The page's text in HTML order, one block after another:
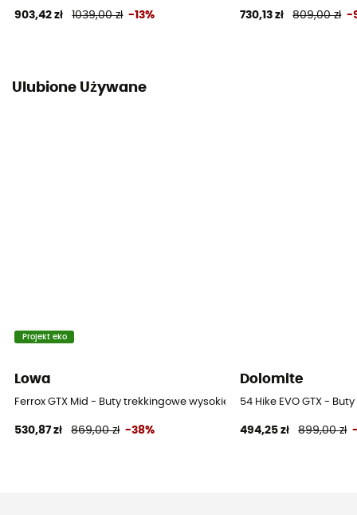
903,42 zł 1039,00 zł -13% 730,13 zł 809,00 zł -
Ulubione Używane
Projekt eko
Lowa
Ferrox GTX Mid - Buty trekkingowe wysokie damskie
530,87 zł 869,00 zł -38%
Dolomite
54 Hike EVO GTX -
494,25 zł 899,00 zł